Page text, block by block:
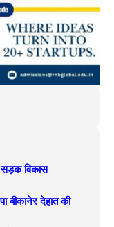
सड़क विकास
बीकानेर देहात की